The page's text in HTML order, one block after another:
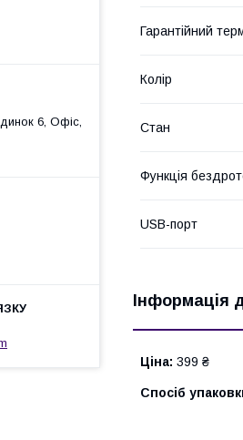
Гарантійний
Колір
Стан
Функція
USB-порт
Інформація
Ціна: 399 ₴
Спосіб
6, Офіс,